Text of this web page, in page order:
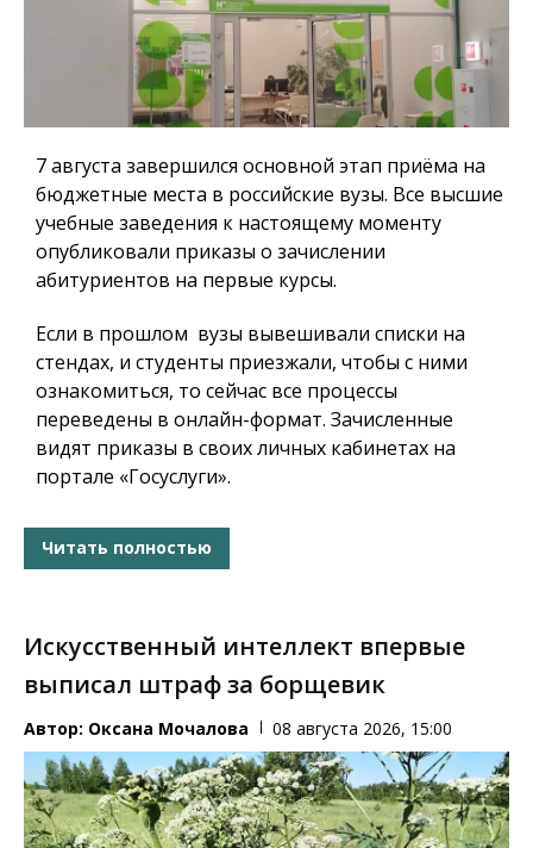
7 августа завершился основной этап приёма на
бюджетные места в российские вузы. Все высшие
учебные заведения к настоящему моменту
опубликовали приказы о зачислении
абитуриентов на первые курсы.
Если в прошлом вузы вывешивали списки на
стендах, и студенты приезжали, чтобы с ними
ознакомиться, то сейчас все процессы
переведены в онлайн-формат. Зачисленные
видят приказы в своих личных кабинетах на
портале «Госуслуги».
Читать полностью
Искусственный интеллект впервые
выписал штраф за борщевик
Автор: Оксана Мочалова 08 августа 2026, 15:00